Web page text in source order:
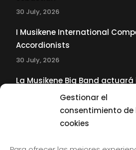
Gestionar el
consentimiento de
cookies
30 July, 2026
I Musikene International
Accordionists
30 July, 2026
La Musikene Big Band
Tolliver en el 61 Jazzaldia